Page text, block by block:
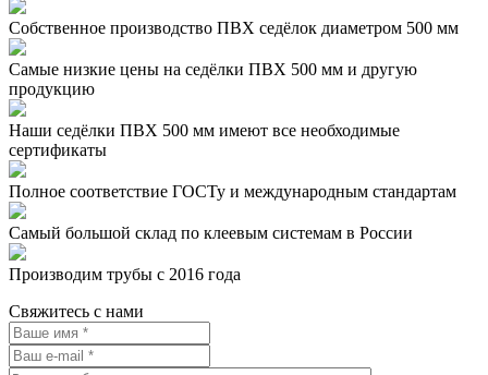
Собственное производство ПВХ седёлок диаметром 500 мм
Самые низкие цены на седёлки ПВХ 500 мм и другую
продукцию
Наши седёлки ПВХ 500 мм имеют все необходимые
сертификаты
Полное соответствие ГОСТу и международным стандартам
Самый большой склад по клеевым системам в России
Производим трубы с 2016 года
Свяжитесь с нами